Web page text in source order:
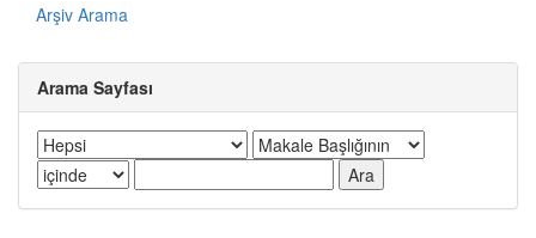
Arşiv Arama
Arama Sayfası